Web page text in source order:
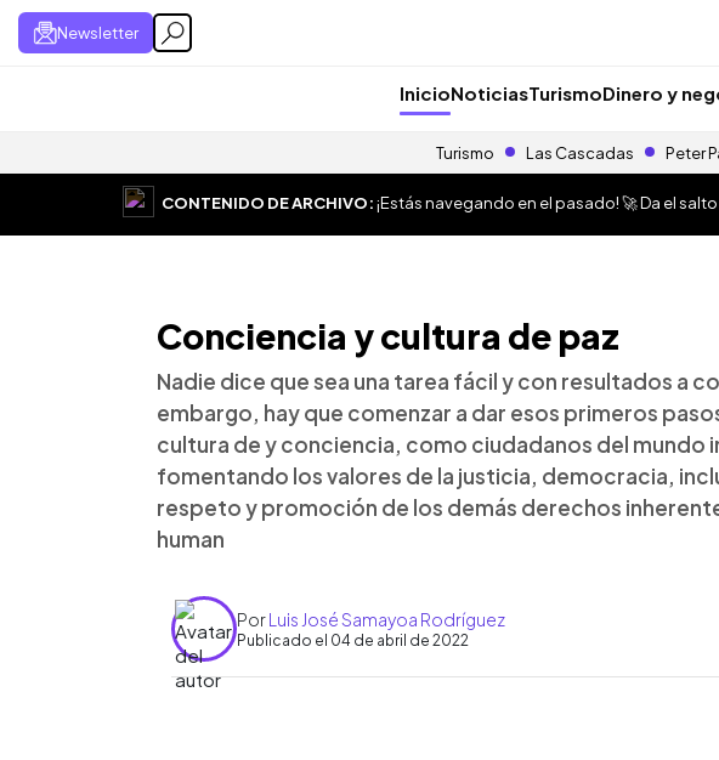
Newsletter
InicioNoticiasTurismoDinero y
Turismo Las Cascadas Peter
CONTENIDO DE ARCHIVO:¡Estás navegando en el pasado! 🚀 Da el
Conciencia y cultura de paz
Nadie dice que sea una tarea fácil y con resultados a
embargo, hay que comenzar a dar esos primeros
cultura de y conciencia, como ciudadanos del mundo
fomentando los valores de la justicia, democracia,
respeto y promoción de los demás derechos
human
PorLuis José Samayoa Rodríguez
Publicado el 04 de abril de 2022